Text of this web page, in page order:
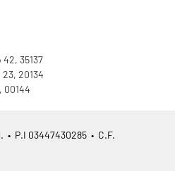
35137
20134
00144
• P.I 03447430285 • C.F.